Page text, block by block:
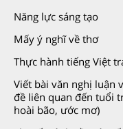
Năng lực sáng tạo
Mấy ý nghĩ về thơ
Thực hành tiếng Việt
Viết bài văn nghị luận
đề liên quan đến tuổi
hoài bão, ước mơ)